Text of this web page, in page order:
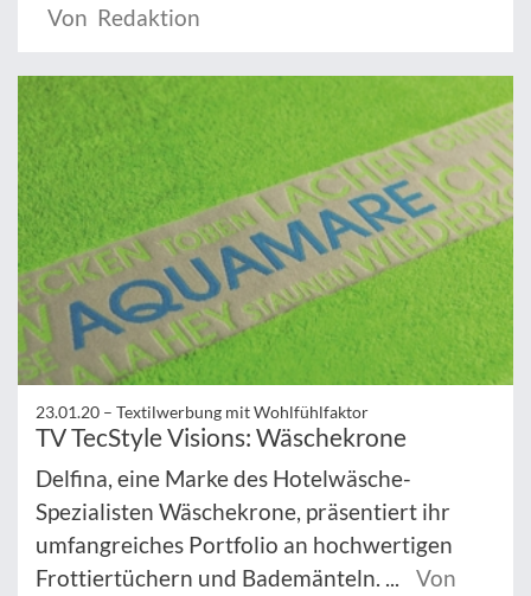
Von Redaktion
23.01.20 – Textilwerbung mit Wohlfühlfaktor
TV TecStyle Visions: Wäschekrone
Delfina, eine Marke des Hotelwäsche-
Spezialisten Wäschekrone, präsentiert ihr
umfangreiches Portfolio an hochwertigen
Frottiertüchern und Bademänteln. ...
Von